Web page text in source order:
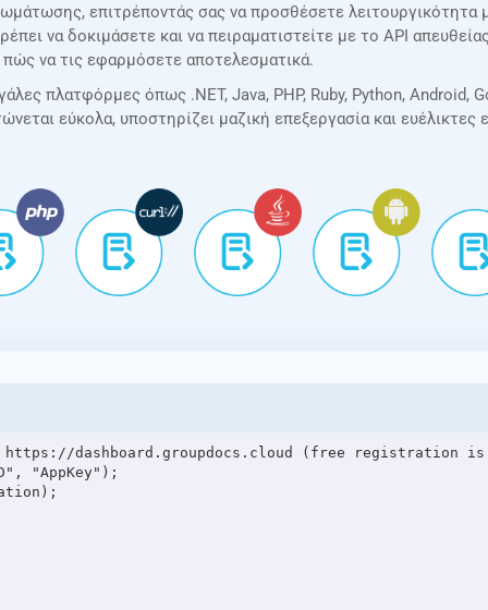
επιτρέποντάς σας να προσθέσετε λειτουργικότητα
να δοκιμάσετε και να πειραματιστείτε με το API
να τις εφαρμόσετε αποτελεσματικά.
πλατφόρμες όπως .NET, Java, PHP, Ruby, Python, Android,
εύκολα, υποστηρίζει μαζική επεξεργασία και ευέλικτες
at https://dashboard.groupdocs.cloud (free registration
"AppKey");